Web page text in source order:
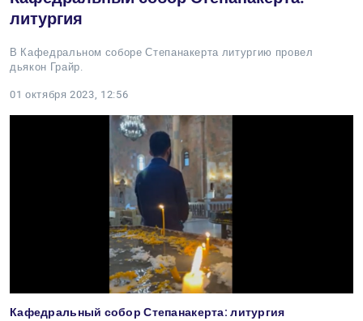
литургия
В Кафедральном соборе Степанакерта литургию провел
дьякон Грайр.
01 октября 2023, 12:56
Кафедральный собор Степанакерта: литургия